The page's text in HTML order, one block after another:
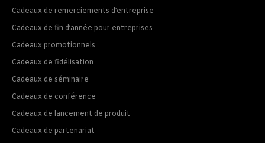
Cadeaux de remerciements d’entreprise
Cadeaux de fin d’année pour entreprises
Cadeaux promotionnels
Cadeaux de fidélisation
Cadeaux de séminaire
Cadeaux de conférence
Cadeaux de lancement de produit
Cadeaux de partenariat